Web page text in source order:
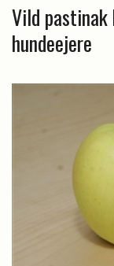
Vild
hundeejere